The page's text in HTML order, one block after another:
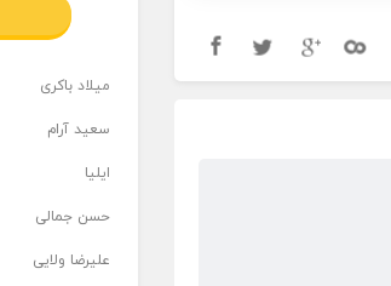
میلاد باکری
سعید آرام
ایلیا
حسن جمالی
علیرضا ولایی